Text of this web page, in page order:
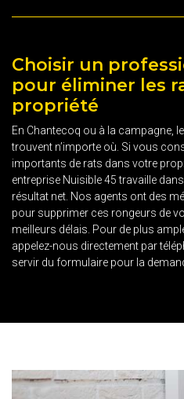
Choisir un
pour éliminer les
propriété
En Chantecoq ou à la campagne,
trouvent n’importe où. Si vous
importants de rats dans votre
entreprise Nuisible 45 travaille
résultat net. Nos agents ont des
pour supprimer ces rongeurs de
meilleurs délais. Pour de plus
appelez-nous directement par
servir du formulaire pour la